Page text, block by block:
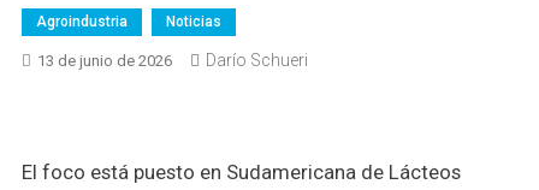
Agroindustria Noticias
13 de junio de 2026 Darío Schueri
El foco está puesto en Sudamericana de Lácteos